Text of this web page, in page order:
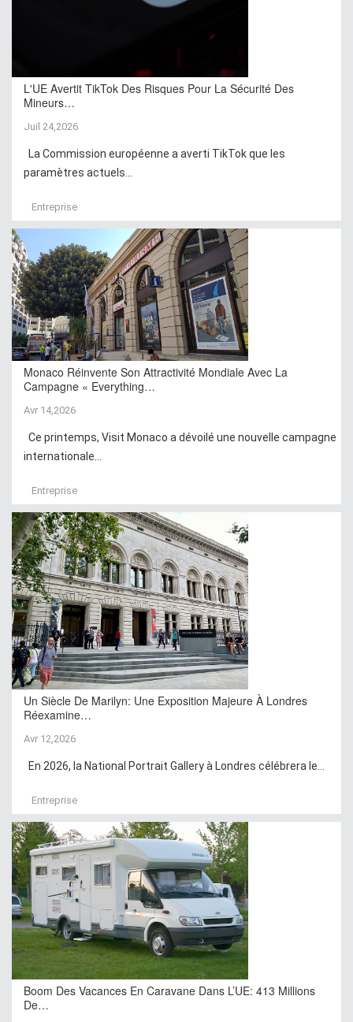
L'UE Avertit TikTok Des Risques Pour La Sécurité Des
Mineurs…
Juil 24,2026
La Commission européenne a averti TikTok que les
paramètres actuels...
Entreprise
Monaco Réinvente Son Attractivité Mondiale Avec La
Campagne « Everything…
Avr 14,2026
Ce printemps, Visit Monaco a dévoilé une nouvelle campagne
internationale...
Entreprise
Un Siècle De Marilyn: Une Exposition Majeure À Londres
Réexamine…
Avr 12,2026
En 2026, la National Portrait Gallery à Londres célébrera le...
Entreprise
Boom Des Vacances En Caravane Dans L’UE: 413 Millions
De…